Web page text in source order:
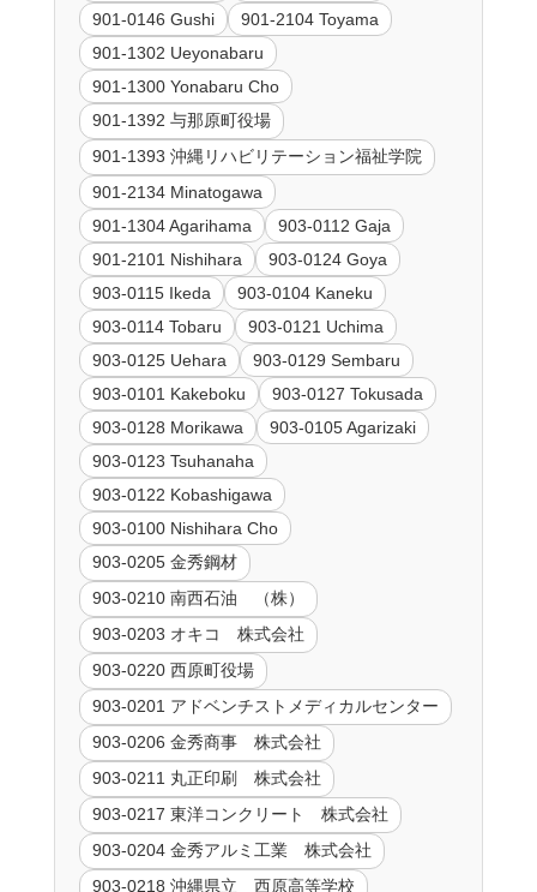
901-0146 Gushi
901-2104 Toyama
901-1302 Ueyonabaru
901-1300 Yonabaru Cho
901-1392 与那原町役場
901-1393 沖縄リハビリテーション福祉学院
901-2134 Minatogawa
901-1304 Agarihama
903-0112 Gaja
901-2101 Nishihara
903-0124 Goya
903-0115 Ikeda
903-0104 Kaneku
903-0114 Tobaru
903-0121 Uchima
903-0125 Uehara
903-0129 Sembaru
903-0101 Kakeboku
903-0127 Tokusada
903-0128 Morikawa
903-0105 Agarizaki
903-0123 Tsuhanaha
903-0122 Kobashigawa
903-0100 Nishihara Cho
903-0205 金秀鋼材
903-0210 南西石油 （株）
903-0203 オキコ 株式会社
903-0220 西原町役場
903-0201 アドベンチストメディカルセンター
903-0206 金秀商事 株式会社
903-0211 丸正印刷 株式会社
903-0217 東洋コンクリート 株式会社
903-0204 金秀アルミ工業 株式会社
903-0218 沖縄県立 西原高等学校